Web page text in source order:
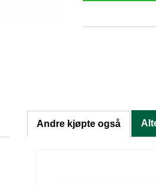
Andre kjøpte også